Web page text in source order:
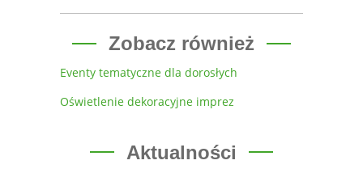
Zobacz również
Eventy tematyczne dla dorosłych
Oświetlenie dekoracyjne imprez
Aktualności